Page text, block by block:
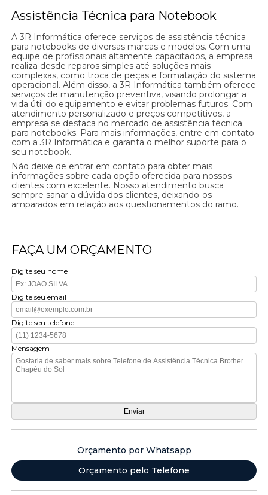
Assistência Técnica para Notebook
A 3R Informática oferece serviços de assistência técnica
para notebooks de diversas marcas e modelos. Com uma
equipe de profissionais altamente capacitados, a empresa
realiza desde reparos simples até soluções mais
complexas, como troca de peças e formatação do sistema
operacional. Além disso, a 3R Informática também oferece
serviços de manutenção preventiva, visando prolongar a
vida útil do equipamento e evitar problemas futuros. Com
atendimento personalizado e preços competitivos, a
empresa se destaca no mercado de assistência técnica
para notebooks. Para mais informações, entre em contato
com a 3R Informática e garanta o melhor suporte para o
seu notebook.
Não deixe de entrar em contato para obter mais
informações sobre cada opção oferecida para nossos
clientes com excelente. Nosso atendimento busca
sempre sanar a dúvida dos clientes, deixando-os
amparados em relação aos questionamentos do ramo.
FAÇA UM ORÇAMENTO
Digite seu nome
Digite seu email
Digite seu telefone
Mensagem
Orçamento por Whatsapp
Orçamento pelo Telefone